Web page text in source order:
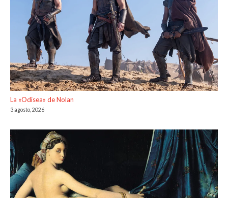
La «Odisea» de Nolan
3 agosto, 2026